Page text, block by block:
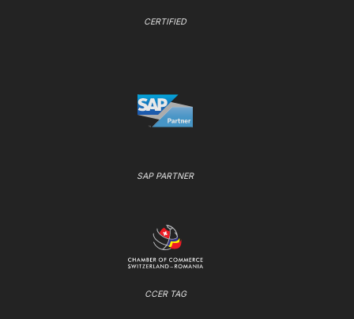
CERTIFIED
SAP PARTNER
CCER TAG